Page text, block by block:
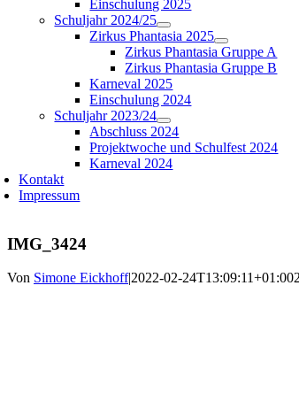
Einschulung 2025
Schuljahr 2024/25
Zirkus Phantasia 2025
Zirkus Phantasia Gruppe A
Zirkus Phantasia Gruppe B
Karneval 2025
Einschulung 2024
Schuljahr 2023/24
Abschluss 2024
Projektwoche und Schulfest 2024
Karneval 2024
Kontakt
Impressum
IMG_3424
Von Simone Eickhoff|2022-02-24T13:09:11+01:00